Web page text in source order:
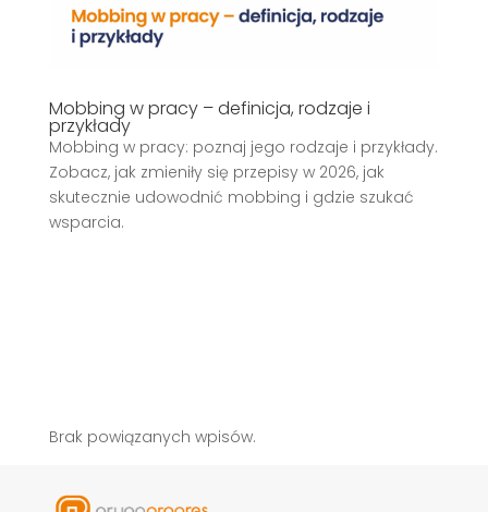
Mobbing w pracy – definicja, rodzaje i
przykłady
Mobbing w pracy: poznaj jego rodzaje i przykłady.
Zobacz, jak zmieniły się przepisy w 2026, jak
skutecznie udowodnić mobbing i gdzie szukać
wsparcia.
Brak powiązanych wpisów.